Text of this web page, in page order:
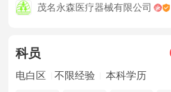
茂名永森医疗器械有限公司
科员
电白区 不限经验 本科学历